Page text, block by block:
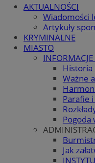
AKTUALNOŚCI
Wiadomości
Artykuły
KRYMINALNE
MIASTO
Historia
Ważne
Parafie
Pogoda
Jak